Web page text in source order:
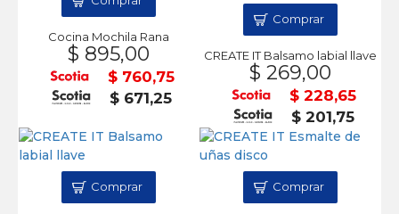
Cocina Mochila Rana
$ 895,00
$ 760,75
$ 671,25
CREATE IT Balsamo labial llave
$ 269,00
$ 228,65
$ 201,75
Comprar
Comprar Comprar